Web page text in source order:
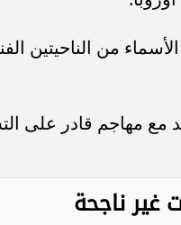
من الناحيتين
مع مهاجم قادر على
غير ناجحة